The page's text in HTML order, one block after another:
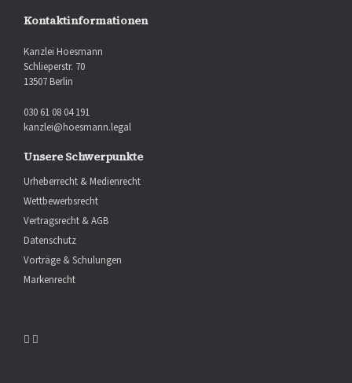
Kontaktinformationen
Kanzlei Hoesmann
Schlieperstr. 70
13507 Berlin
030 61 08 04 191
kanzlei@hoesmann.legal
Unsere Schwerpunkte
Urheberrecht & Medienrecht
Wettbewerbsrecht
Vertragsrecht & AGB
Datenschutz
Vorträge & Schulungen
Markenrecht